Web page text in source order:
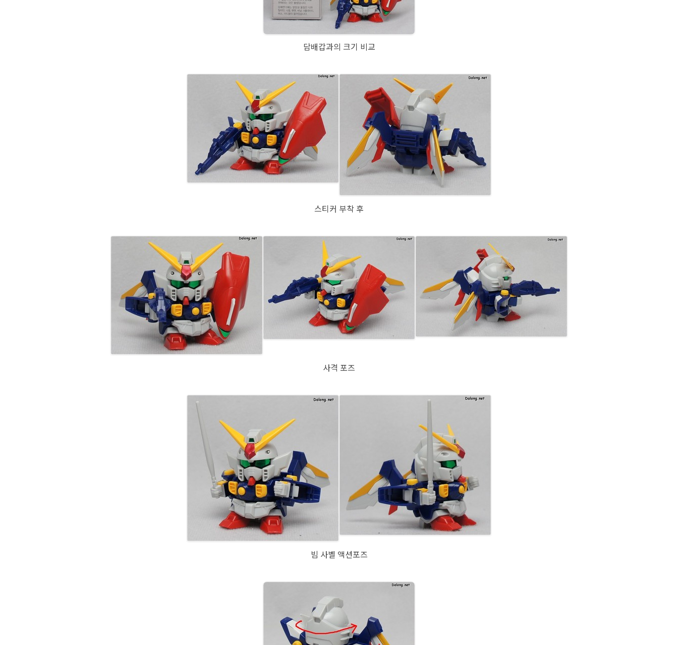
담배갑과의 크기 비교
스티커 부착 후
사격 포즈
빔 사벨 액션포즈